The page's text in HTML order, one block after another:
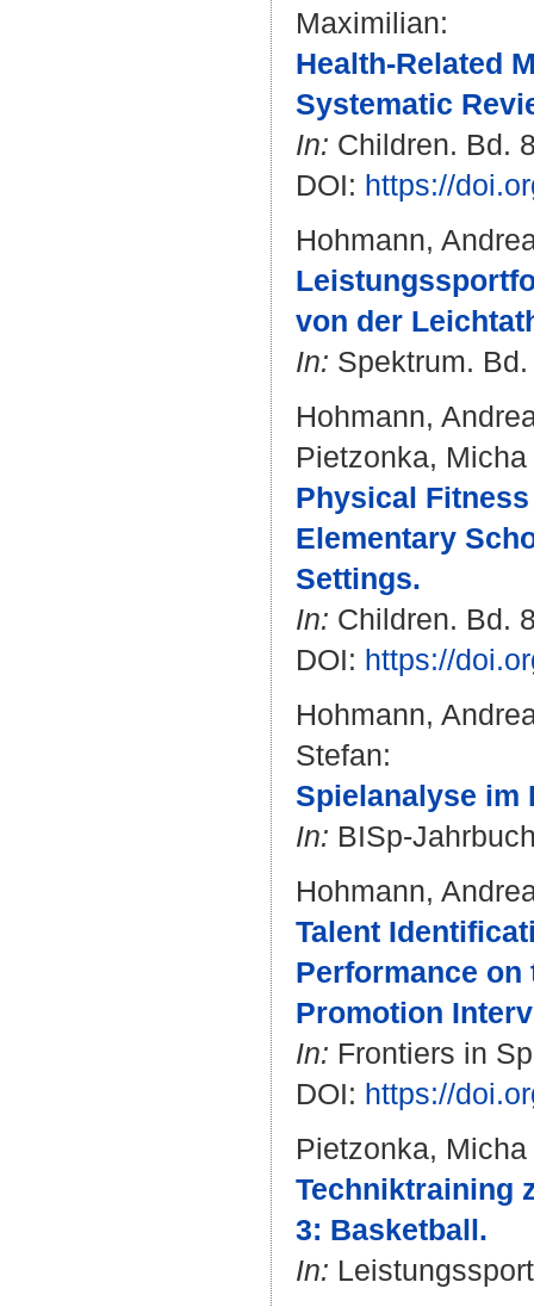
Maximilian:
Health-Related
Systematic
In: Children. Bd.
DOI: https://
Hohmann,
von der
In: Spektrum.
Hohmann,
Pietzonka, Micha
Physical
Elementary
Settings.
In: Children. Bd.
DOI: https://
Hohmann,
Stefan:
Spielanalyse im
In: BISp-
Hohmann,
Talent
Performance on
Promotion
In: Frontiers in
DOI: https://
Pietzonka, Micha
Techniktraining
3: Basketball.
In: